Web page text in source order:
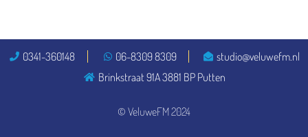
© VeluweFM 2024
0341-360148 06-8309 8309
studio@veluwefm.nl
Brinkstraat 91A 3881 BP Putten